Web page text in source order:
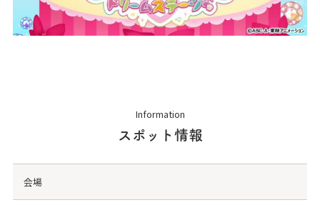
Information
スポット情報
会場